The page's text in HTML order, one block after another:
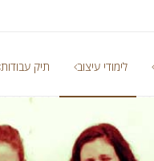
לימודי עיצוב תיק עבודות